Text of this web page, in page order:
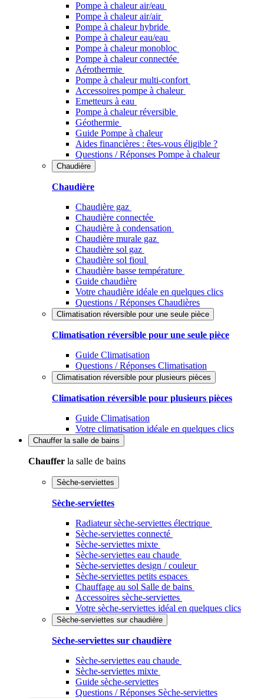
Pompe à chaleur air/eau
Pompe à chaleur air/air
Pompe à chaleur hybride
Pompe à chaleur​ eau/eau
Pompe à chaleur monobloc
Pompe à chaleur connectée
Aérothermie
Pompe à chaleur multi-confort
Accessoires pompe à chaleur
Emetteurs à eau
Pompe à chaleur réversible
Géothermie
Guide Pompe à chaleur
Aides financières : êtes-vous éligible ?
Questions / Réponses Pompe à chaleur
Chaudière
Chaudière
Chaudière gaz
Chaudière connectée
Chaudière à condensation
Chaudière murale gaz
Chaudière sol gaz
Chaudière sol fioul
Chaudière basse température
Guide chaudière
Votre chaudière idéale en quelques clics
Questions / Réponses Chaudières
Climatisation réversible pour une seule pièce
Climatisation réversible pour une seule pièce
Guide Climatisation
Questions / Réponses Climatisation
Climatisation réversible pour plusieurs pièces
Climatisation réversible pour plusieurs pièces
Guide Climatisation
Votre climatisation idéale en quelques clics
Chauffer la salle de bains
Chauffer la salle de bains
Sèche-serviettes
Sèche-serviettes
Radiateur sèche-serviettes électrique
Sèche-serviettes connecté
Sèche-serviettes mixte
Sèche-serviettes eau chaude
Sèche-serviettes design / couleur
Sèche-serviettes petits espaces
Chauffage au sol Salle de bains
Accessoires sèche-serviettes
Votre sèche-serviettes idéal en quelques clics
Sèche-serviettes sur chaudière
Sèche-serviettes sur chaudière
Sèche-serviettes eau chaude
Sèche-serviettes mixte
Guide sèche-serviettes
Questions / Réponses Sèche-serviettes